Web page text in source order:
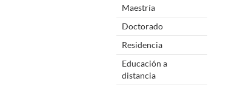
Maestría
Doctorado
Residencia
Educación a
distancia